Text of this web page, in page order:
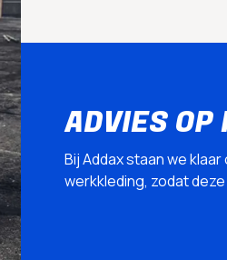
ADVIES OP
Bij Addax staan we
werkkleding, zodat